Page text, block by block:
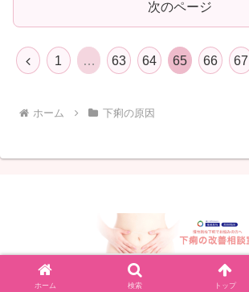
次のページ
前
1 … 63 64 65 66 67
ホーム 下痢の原因
© 2012 下痢の改善相談室.
ホーム 検索 トップ